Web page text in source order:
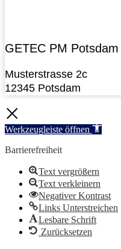
GETEC PM Potsdam
Musterstrasse 2c
12345 Potsdam
Werkzeugleiste öffnen
Barrierefreiheit
Text vergrößern
Text verkleinern
Negativer Kontrast
Links Unterstreichen
Lesbare Schrift
Zurücksetzen